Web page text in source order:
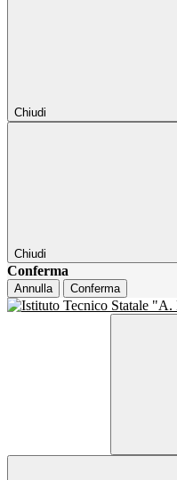
Chiudi
Chiudi
Conferma
Annulla Conferma